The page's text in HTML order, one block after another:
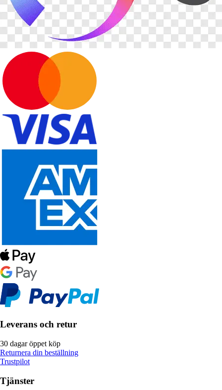
Leverans och retur
30 dagar öppet köp
Returnera din beställning
Trustpilot
Tjänster